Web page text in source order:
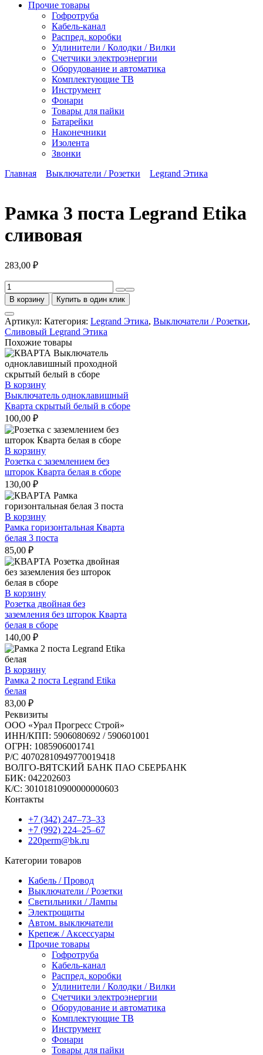
Прочие товары
Гофротруба
Кабель-канал
Распред. коробки
Удлинители / Колодки / Вилки
Счетчики электроэнергии
Оборудование и автоматика
Комплектующие ТВ
Инструмент
Фонари
Товары для пайки
Батарейки
Наконечники
Изолента
Звонки
Главная
Выключатели / Розетки Legrand Этика
Рамка 3 поста Legrand Etika
сливовая
283,00 ₽
Количество
товара
Рамка
3
поста
Legrand
Etika
сливовая
В корзину Купить в один клик
Артикул: Категория: Legrand Этика, Выключатели / Розетки,
Сливовый Legrand Этика
Похожие товары
В корзину
Выключатель одноклавишный
Кварта скрытый белый в сборе
100,00 ₽
В корзину
Розетка с заземлением без
шторок Кварта белая в сборе
130,00 ₽
В корзину
Рамка горизонтальная Кварта
белая 3 поста
85,00 ₽
В корзину
Розетка двойная без
заземления без шторок Кварта
белая в сборе
140,00 ₽
В корзину
Рамка 2 поста Legrand Etika
белая
83,00 ₽
Реквизиты
ООО «Урал Прогресс Строй»
ИНН/КПП: 5906080692 / 590601001
ОГРН: 1085906001741
Р/C 40702810949770019418
ВОЛГО-ВЯТСКИЙ БАНК ПАО СБЕРБАНК
БИК: 042202603
К/С: 30101810900000000603
Контакты
+7 (342) 247‒73‒33
+7 (992) 224‒25‒67
220perm@bk.ru
Категории товаров
Кабель / Провод
Выключатели / Розетки
Светильники / Лампы
Электрощиты
Автом. выключатели
Крепеж / Аксессуары
Прочие товары
Гофротруба
Кабель-канал
Распред. коробки
Удлинители / Колодки / Вилки
Счетчики электроэнергии
Оборудование и автоматика
Комплектующие ТВ
Инструмент
Фонари
Товары для пайки